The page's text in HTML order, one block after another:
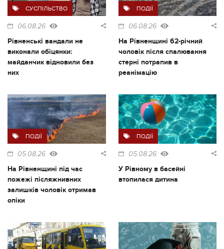
СУСПІЛЬСТВО
06.08.26
Рівненські вандали не
виконали обіцянки:
майданчик відновили без
них
ПОДІЇ
06.08.26
На Рівненщині 62-річний
чоловік після спалювання
стерні потрапив в
реанімацію
ПОДІЇ
05.08.26
На Рівненщині під час
пожежі післяжнивних
залишків чоловік отримав
опіки
ПОДІЇ
05.08.26
У Рівному в басейні
втопилася дитина